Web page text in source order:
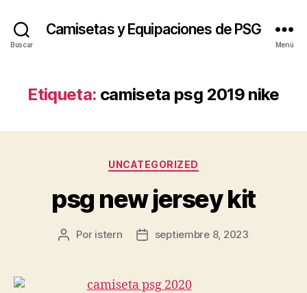
Buscar
Camisetas y Equipaciones de PSG
Menú
Etiqueta: camiseta psg 2019 nike
Categorías
UNCATEGORIZED
psg new jersey kit
Autor
entrada
Por istern
Fecha
entrada
septiembre 8, 2023